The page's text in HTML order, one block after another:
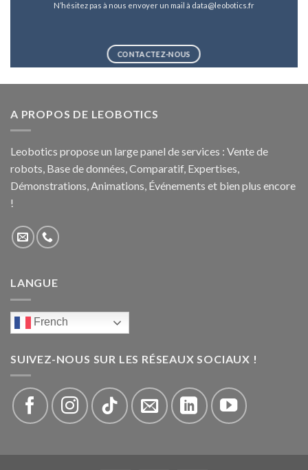
N’hésitez pas à nous envoyer un mail à data@leobotics.fr
CONTACTEZ-NOUS
A PROPOS DE LEOBOTICS
Leobotics propose un large panel de services : Vente de
robots, Base de données, Comparatif, Expertises,
Démonstrations, Animations, Événements et bien plus encore
!
LANGUE
French
SUIVEZ-NOUS SUR LES RÉSEAUX SOCIAUX !